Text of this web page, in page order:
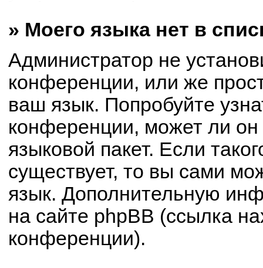
» Моего языка нет в
Администратор не
конференции, или же
ваш язык. Попробуйте
конференции, может ли
языковой пакет. Если
существует, то вы сами
язык. Дополнительную
на сайте phpBB (ссылка
конференции).